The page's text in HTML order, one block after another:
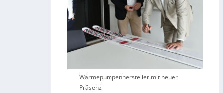
Wärmepumpenhersteller mit neuer
Präsenz